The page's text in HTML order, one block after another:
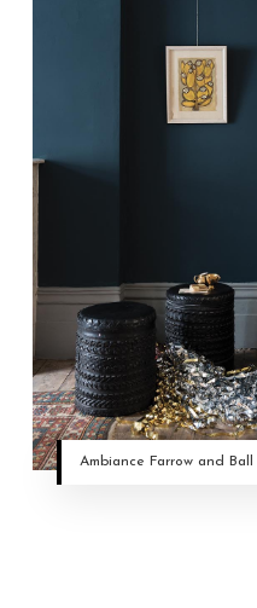
Ambiance Farrow and